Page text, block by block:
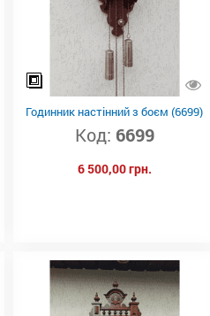
Годинник настінний з боєм (6699)
Код: 6699
6 500,00 грн.